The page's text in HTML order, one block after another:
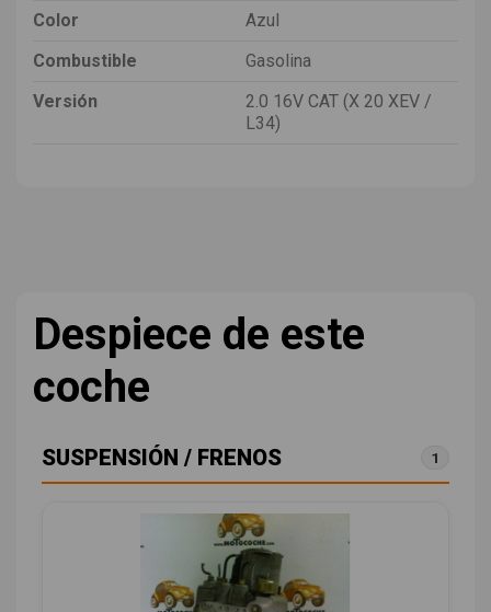
Color
Azul
Combustible
Gasolina
Versión
2.0 16V CAT (X 20 XEV /
L34)
Despiece de este
coche
SUSPENSIÓN / FRENOS 1